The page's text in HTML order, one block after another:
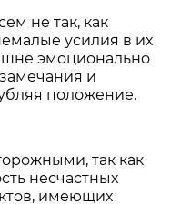
не так, как
усилия в их
эмоционально
и
положение.
так как
несчастных
имеющих